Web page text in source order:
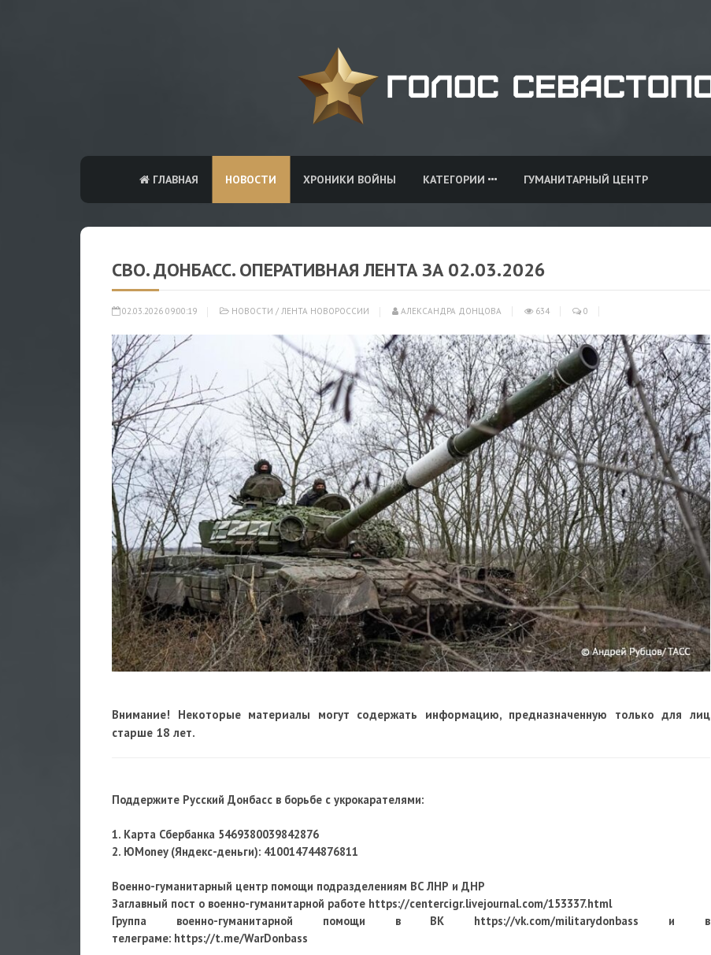
ГЛАВНАЯ НОВОСТИ ХРОНИКИ ВОЙНЫ КАТЕГОРИИ ГУМАНИТАРНЫЙ ЦЕНТР
СВО. ДОНБАСС. ОПЕРАТИВНАЯ ЛЕНТА ЗА 02.03.2026
02.03.2026 09:00:19 НОВОСТИ / ЛЕНТА НОВОРОССИИ АЛЕКСАНДРА ДОНЦОВА 634 0
Внимание! Некоторые материалы могут содержать информацию, предназначенную только для лиц
старше 18 лет.
Поддержите Русский Донбасс в борьбе с укрокарателями:
1. Карта Сбербанка 5469380039842876
2. ЮMoney (Яндекс-деньги): 410014744876811
Военно-гуманитарный центр помощи подразделениям ВС ЛНР и ДНР
Заглавный пост о военно-гуманитарной работе https://centercigr.livejournal.com/153337.html
Группа военно-гуманитарной помощи в ВК https://vk.com/militarydonbass и в
телеграме: https://t.me/WarDonbass